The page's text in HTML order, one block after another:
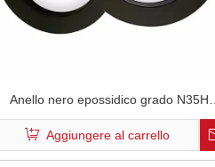
Anello nero epossidico grado N35H
al neodimio resistente
durevole negli altoparlanti
Aggiungere al carrello